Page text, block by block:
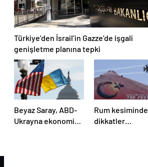
Türkiye’den İsrail’in Gazze’de işgali
genişletme planına tepki
Beyaz Saray, ABD-
Ukrayna ekonomik
Rum kesiminde
dikkatler